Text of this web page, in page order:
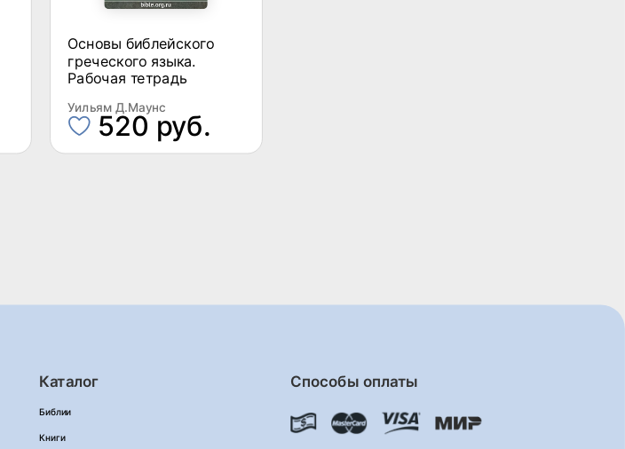
Основы библейского
греческого языка.
Рабочая тетрадь
Уильям Д.Маунс
520 руб.
Каталог
Библии
Книги
Способы оплаты